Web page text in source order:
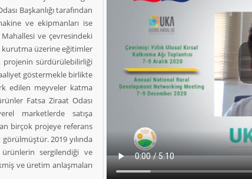
Başkanlığı tarafından
ve ekipmanları ise
Mahallesi ve çevresindeki
kurutma üzerine eğitimler
projenin sürdürülebilirliği
göstermekle birlikte
edilen meyveler katma
Fatsa Ziraat Odası
marketlerde satışa
birçok projeye referans
2019 yılında
ürünlerin sergilendiği ve
ve üretim anlaşmaları